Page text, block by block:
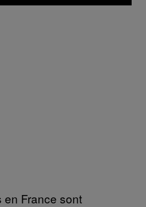
en France sont